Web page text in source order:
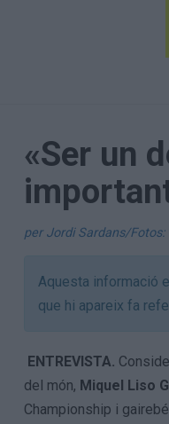
Aniversaris
Hemeroteca
Premis Oleguer Bisbal
Subscriu-te
«Ser un
per Jordi Sardans/Fotos:
Aquesta informació
que hi apareix fa
ENTREVISTA.
del món, Miquel Liso
Championship i